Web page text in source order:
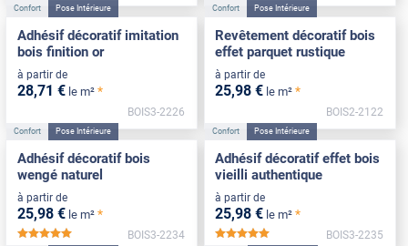
Confort Pose Intérieure
Adhésif décoratif imitation
bois finition or
à partir de
28,71 € le m² *
BOIS3-2226
Confort Pose Intérieure
Revêtement décoratif bois
effet parquet rustique
à partir de
25,98 € le m² *
BOIS2-2122
Confort Pose Intérieure
Adhésif décoratif bois
wengé naturel
à partir de
25,98 € le m² *
*****
BOIS3-2234
Confort Pose Intérieure
Adhésif décoratif effet bois
vieilli authentique
à partir de
25,98 € le m² *
BOIS3-2235